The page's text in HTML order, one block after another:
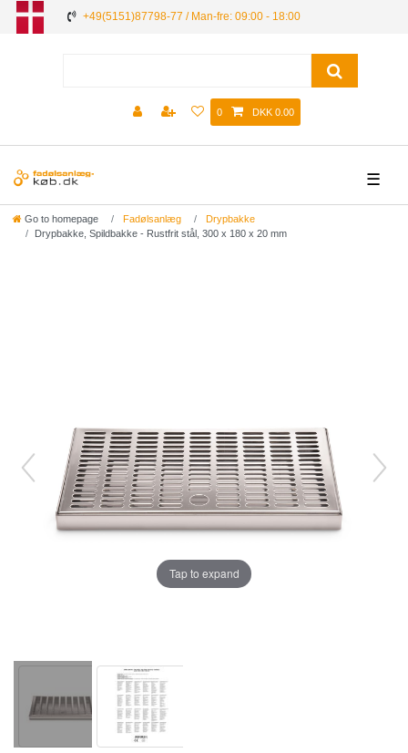
+49(5151)87798-77 / Man-fre: 09:00 - 18:00
0 DKK 0.00
☰
Go to homepage Fadølsanlæg
Drypbakke
Drypbakke, Spildbakke - Rustfrit stål, 300 x 180 x 20 mm
Tap to expand